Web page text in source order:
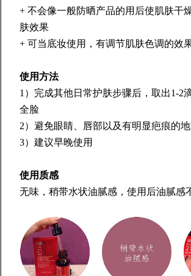
+ 不会像一般防晒产品的用后使肌肤干
肤效果
+ 可当底妆使用，有调节肌肤色调的效
使用方法
1）完成其他日常护肤步骤后，取出1-2
全脸
2）避免眼睛、唇部以及有明显疤痕的
3）建议早晚使用
使用质感
无味，稍带水状油腻感，使用后油腻感